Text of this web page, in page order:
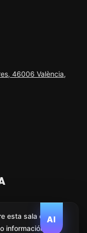
46006 València,
AI
esta sala de
información